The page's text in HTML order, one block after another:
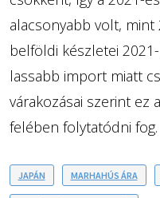
alacsonyabb volt, mint
belföldi készletei
lassabb import miatt
várakozásai szerint ez
felében folytatódni fog.
JAPÁN MARHAHÚS ÁRA